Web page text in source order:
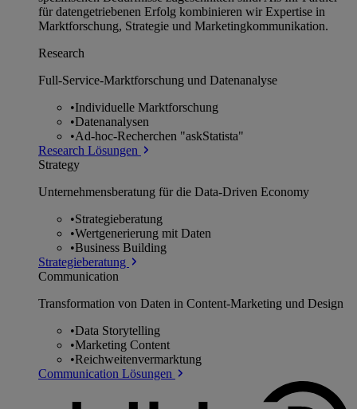
für datengetriebenen Erfolg kombinieren wir Expertise in
Marktforschung, Strategie und Marketingkommunikation.
Research
Full-Service-Marktforschung und Datenanalyse
•Individuelle Marktforschung
•Datenanalysen
•Ad-hoc-Recherchen "askStatista"
Research Lösungen
Strategy
Unternehmens­beratung für die Data-Driven Economy
•Strategieberatung
•Wertgenerierung mit Daten
•Business Building
Strategieberatung
Communication
Transformation von Daten in Content-Marketing und Design
•Data Storytelling
•Marketing Content
•Reichweitenvermarktung
Communication Lösungen